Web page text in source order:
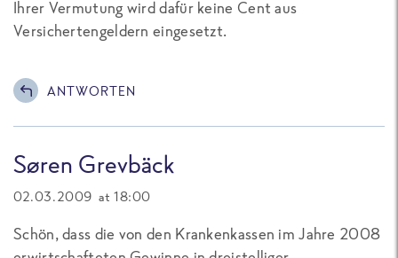
Ihrer Vermutung wird dafür keine Cent aus
Versichertengeldern eingesetzt.
ANTWORTEN
Søren Grevbäck
02.03.2009 at 18:00
Schön, dass die von den Krankenkassen im Jahre 2008